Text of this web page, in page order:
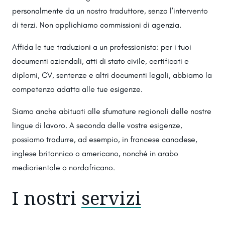
personalmente da un nostro traduttore, senza l’intervento
di terzi. Non applichiamo commissioni di agenzia.
Affida le tue traduzioni a un professionista: per i tuoi
documenti aziendali, atti di stato civile, certificati e
diplomi, CV, sentenze e altri documenti legali, abbiamo la
competenza adatta alle tue esigenze.
Siamo anche abituati alle sfumature regionali delle nostre
lingue di lavoro. A seconda delle vostre esigenze,
possiamo tradurre, ad esempio, in francese canadese,
inglese britannico o americano, nonché in arabo
mediorientale o nordafricano.
I nostri servizi